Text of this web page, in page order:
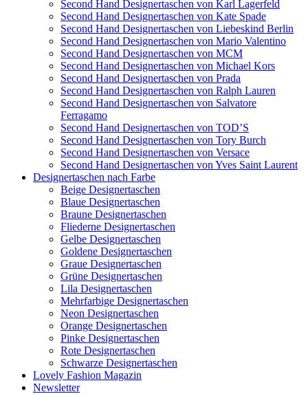
Second Hand Designertaschen von Karl Lagerfeld
Second Hand Designertaschen von Kate Spade
Second Hand Designertaschen von Liebeskind Berlin
Second Hand Designertaschen von Mario Valentino
Second Hand Designertaschen von MCM
Second Hand Designertaschen von Michael Kors
Second Hand Designertaschen von Prada
Second Hand Designertaschen von Ralph Lauren
Second Hand Designertaschen von Salvatore
Ferragamo
Second Hand Designertaschen von TOD’S
Second Hand Designertaschen von Tory Burch
Second Hand Designertaschen von Versace
Second Hand Designertaschen von Yves Saint Laurent
Designertaschen nach Farbe
Beige Designertaschen
Blaue Designertaschen
Braune Designertaschen
Fliederne Designertaschen
Gelbe Designertaschen
Goldene Designertaschen
Graue Designertaschen
Grüne Designertaschen
Lila Designertaschen
Mehrfarbige Designertaschen
Neon Designertaschen
Orange Designertaschen
Pinke Designertaschen
Rote Designertaschen
Schwarze Designertaschen
Lovely Fashion Magazin
Newsletter